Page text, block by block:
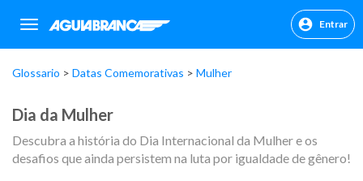
sr.header.toggle.navigation Entrar
Glossario Datas Comemorativas Mulher
Dia da Mulher
Descubra a história do Dia Internacional da Mulher e os
desafios que ainda persistem na luta por igualdade de gênero!